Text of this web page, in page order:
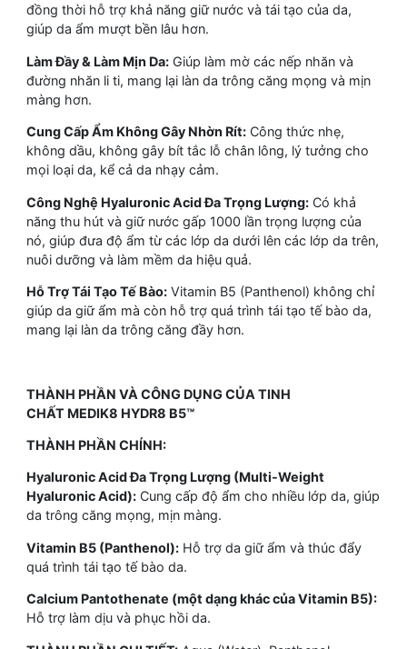
đồng thời hỗ trợ khả năng giữ nước và tái tạo của da,
giúp da ẩm mượt bền lâu hơn.
Làm Đầy & Làm Mịn Da: Giúp làm mờ các nếp nhăn và
đường nhăn li ti, mang lại làn da trông căng mọng và mịn
màng hơn.
Cung Cấp Ẩm Không Gây Nhờn Rít: Công thức nhẹ,
không dầu, không gây bít tắc lỗ chân lông, lý tưởng cho
mọi loại da, kể cả da nhạy cảm.
Công Nghệ Hyaluronic Acid Đa Trọng Lượng: Có khả
năng thu hút và giữ nước gấp 1000 lần trọng lượng của
nó, giúp đưa độ ẩm từ các lớp da dưới lên các lớp da trên,
nuôi dưỡng và làm mềm da hiệu quả.
Hỗ Trợ Tái Tạo Tế Bào: Vitamin B5 (Panthenol) không chỉ
giúp da giữ ẩm mà còn hỗ trợ quá trình tái tạo tế bào da,
mang lại làn da trông căng đầy hơn.
THÀNH PHẦN VÀ CÔNG DỤNG CỦA TINH
CHẤT MEDIK8 HYDR8 B5™
THÀNH PHẦN CHÍNH:
Hyaluronic Acid Đa Trọng Lượng (Multi-Weight
Hyaluronic Acid): Cung cấp độ ẩm cho nhiều lớp da, giúp
da trông căng mọng, mịn màng.
Vitamin B5 (Panthenol): Hỗ trợ da giữ ẩm và thúc đẩy
quá trình tái tạo tế bào da.
Calcium Pantothenate (một dạng khác của Vitamin B5):
Hỗ trợ làm dịu và phục hồi da.